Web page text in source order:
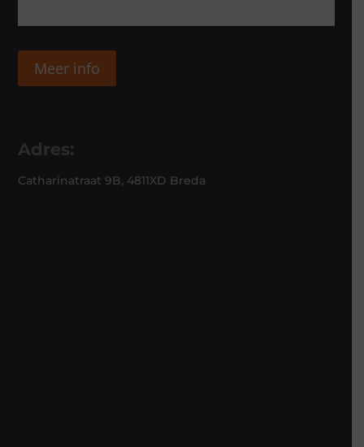
Meer info
Adres:
Catharinatraat 9B, 4811XD Breda